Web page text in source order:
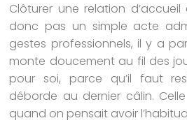
Clôturer une relation
donc pas un simple acte
gestes professionnels, il y a
monte doucement au fil des
pour soi, parce qu’il faut
déborde au dernier câlin.
quand on pensait avoir